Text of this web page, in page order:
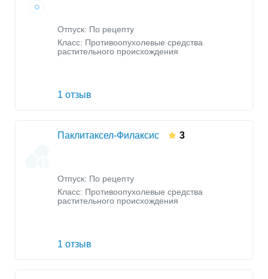
Отпуск: По рецепту
Класс: Противоопухолевые средства
растительного происхождения
1 отзыв
Паклитаксел-Филаксис 3
Отпуск: По рецепту
Класс: Противоопухолевые средства
растительного происхождения
1 отзыв